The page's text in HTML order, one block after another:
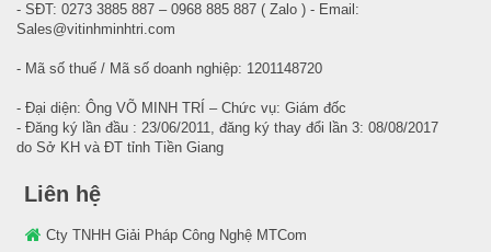
- SĐT: 0273 3885 887 – 0968 885 887 ( Zalo ) - Email:
Sales@vitinhminhtri.com
- Mã số thuế / Mã số doanh nghiệp: 1201148720
- Đại diện: Ông VÕ MINH TRÍ – Chức vụ: Giám đốc
- Đăng ký lần đầu : 23/06/2011, đăng ký thay đổi lần 3: 08/08/2017
do Sở KH và ĐT tỉnh Tiền Giang
Liên hệ
Cty TNHH Giải Pháp Công Nghệ MTCom